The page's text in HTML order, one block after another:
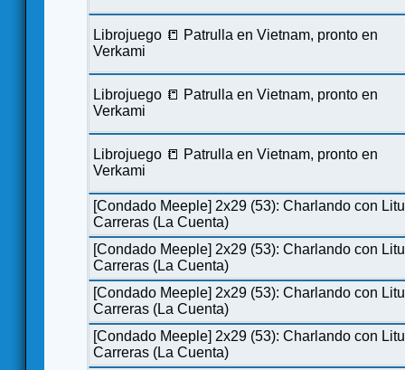
Librojuego 📒 Patrulla en Vietnam, pronto en
Verkami
Librojuego 📒 Patrulla en Vietnam, pronto en
Verkami
Librojuego 📒 Patrulla en Vietnam, pronto en
Verkami
[Condado Meeple] 2x29 (53): Charlando con
Carreras (La Cuenta)
[Condado Meeple] 2x29 (53): Charlando con
Carreras (La Cuenta)
[Condado Meeple] 2x29 (53): Charlando con
Carreras (La Cuenta)
[Condado Meeple] 2x29 (53): Charlando con
Carreras (La Cuenta)